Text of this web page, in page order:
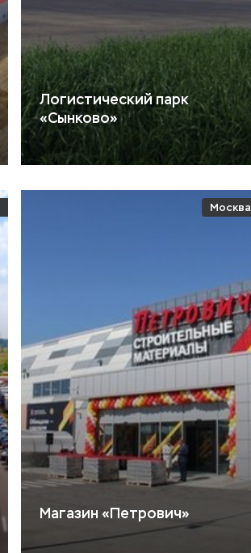
Логистический парк
«Сынково»
Москва
Магазин «Петрович»